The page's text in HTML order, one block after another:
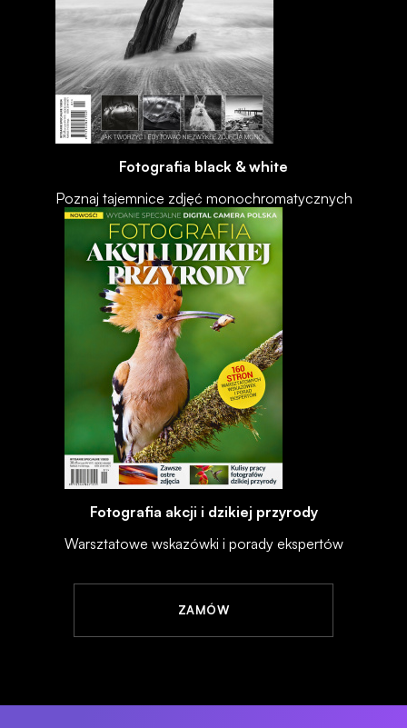
Fotografia black & white
Poznaj tajemnice zdjęć monochromatycznych
Fotografia akcji i dzikiej przyrody
Warsztatowe wskazówki i porady ekspertów
ZAMÓW